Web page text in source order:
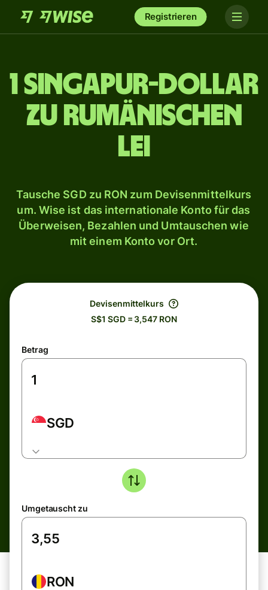
Registrieren
1 Singapur-Dollar
zu rumänischen
Lei
Tausche SGD zu RON zum Devisenmittelkurs
um. Wise ist das internationale Konto für das
Überweisen, Bezahlen und Umtauschen wie
mit einem Konto vor Ort.
Devisenmittelkurs
S$1 SGD = 3,547 RON
Betrag
SGD
Umgetauscht zu
RON